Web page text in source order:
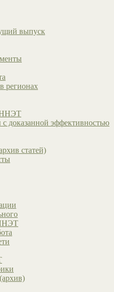
выпуск
регионах
доказанной эффективностью
статей)